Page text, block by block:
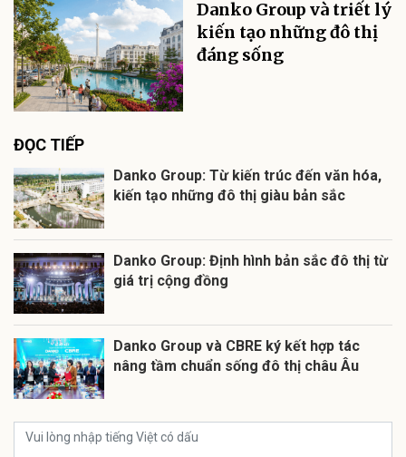
Danko Group và triết lý
kiến tạo những đô thị
đáng sống
ĐỌC TIẾP
Danko Group: Từ kiến trúc đến văn hóa,
kiến tạo những đô thị giàu bản sắc
Danko Group: Định hình bản sắc đô thị từ
giá trị cộng đồng
Danko Group và CBRE ký kết hợp tác
nâng tầm chuẩn sống đô thị châu Âu